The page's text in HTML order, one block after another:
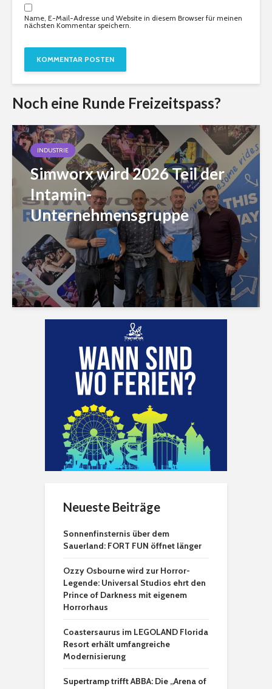
Name, E-Mail-Adresse und Website in diesem Browser für meinen
nächsten Kommentar speichern.
Noch eine Runde Freizeitspass?
INDUSTRIE
Simworx wird 2026 Teil der
Intamin-
Unternehmensgruppe
Neueste Beiträge
Sonnenfinsternis über dem
Sauerland: FORT FUN öffnet länger
Ozzy Osbourne wird zur Horror-
Legende: Universal Studios ehrt den
Prince of Darkness mit eigenem
Horrorhaus
Coastersaurus im LEGOLAND Florida
Resort erhält umfangreiche
Modernisierung
Supertramp trifft ABBA: Die „Arena of